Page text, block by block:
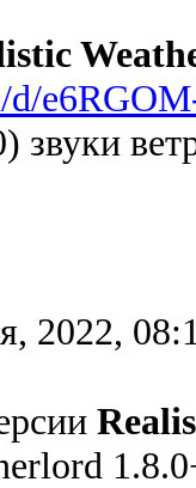
звуки
2022,